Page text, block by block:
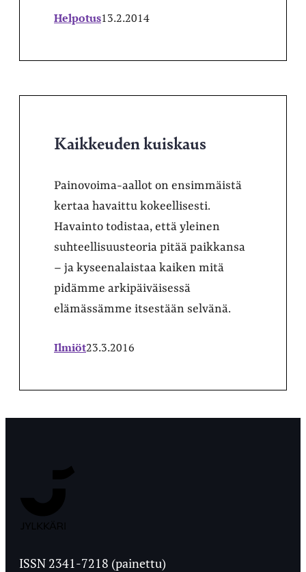
Helpotus13.2.2014
Kaikkeuden kuiskaus
Painovoima-aallot on ensimmäistä
kertaa havaittu kokeellisesti.
Havainto todistaa, että yleinen
suhteellisuusteoria pitää paikkansa
– ja kyseenalaistaa kaiken mitä
pidämme arkipäiväisessä
elämässämme itsestään selvänä.
Ilmiöt23.3.2016
Ylioppilaslehti
ISSN 2341-7218 (painettu)